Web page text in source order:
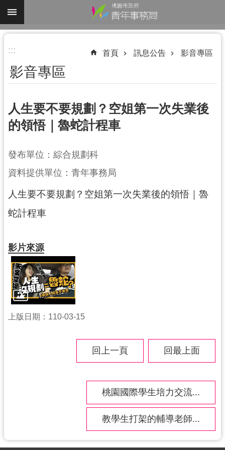
跳到主要內容區塊
進
搜
尋
認
我
們
務
資
訊
息
公
告
便
民
介
::: 首頁 訊息公告 影音專區
影音專區
人生要不要規劃？空姐第一次失業後
的領悟｜魯蛇計程車
發布單位：綜合規劃科
資料提供單位：青年事務局
人生要不要規劃？空姐第一次失業後的領悟｜魯
蛇計程車
影片來源
上版日期：110-03-15
回上一頁 回最上面
桃園國際學生培力交流...
教學生打架的輔導老師...